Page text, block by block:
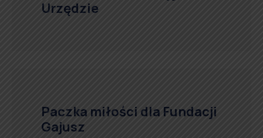
Urzędzie
Paczka miłości dla Fundacji
Gajusz